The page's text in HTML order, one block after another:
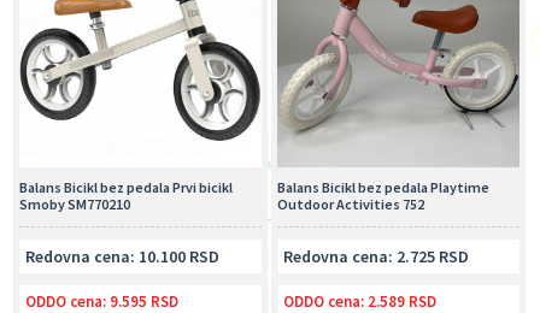
Balans Bicikl bez pedala Playtime
Outdoor Activities 752
Redovna cena: 2.725 RSD
ODDO cena: 2.589 RSD
Balans Bicikl bez pedala Prvi bicikl
Smoby SM770210
Redovna cena: 10.100 RSD
ODDO cena: 9.595 RSD